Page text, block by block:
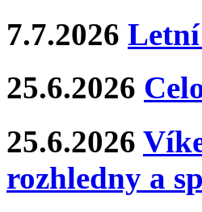
7.7.2026
25.6.2026
25.6.2026
rozhledny a